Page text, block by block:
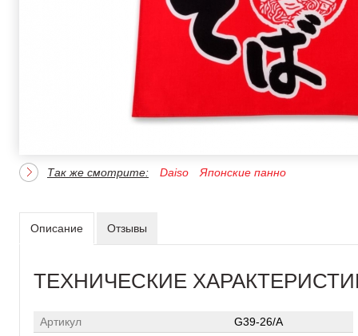
Так же смотрите: Daiso Японские панно
Описание Отзывы
ТЕХНИЧЕСКИЕ
Артикул
G39-26/A